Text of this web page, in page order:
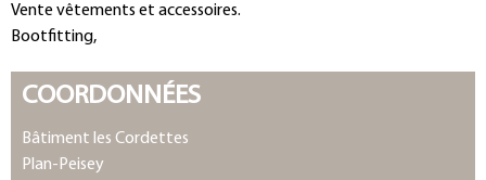
Vente vêtements et accessoires.
Bootfitting,
COORDONNÉES
Bâtiment les Cordettes
Plan-Peisey